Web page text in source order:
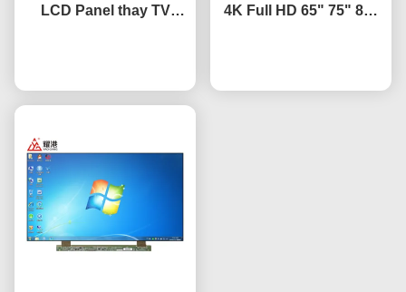
LCD Panel thay TV
4K Full HD 65" 75" 85"